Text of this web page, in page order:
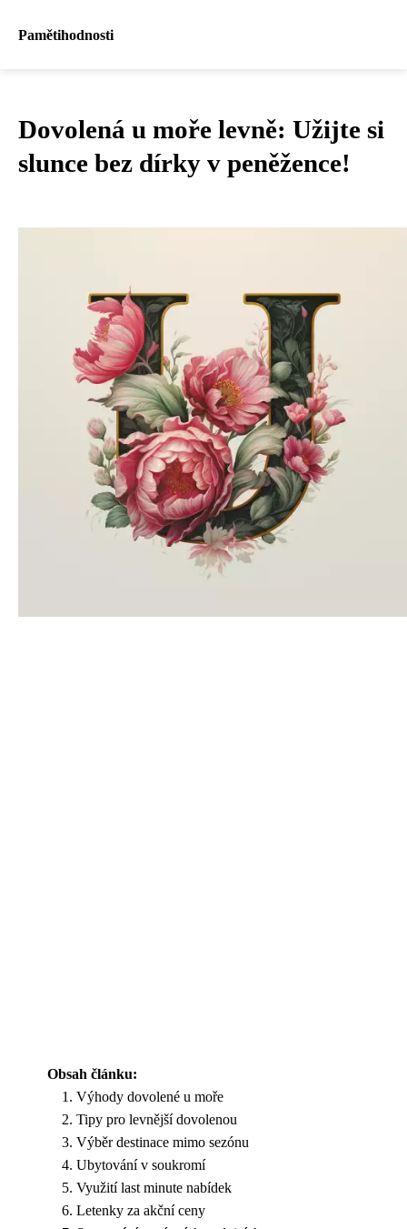
Pamětihodnosti
Dovolená u moře levně: Užijte si
slunce bez dírky v peněžence!
Obsah článku:
Výhody dovolené u moře
Tipy pro levnější dovolenou
Výběr destinace mimo sezónu
Ubytování v soukromí
Využití last minute nabídek
Letenky za akční ceny